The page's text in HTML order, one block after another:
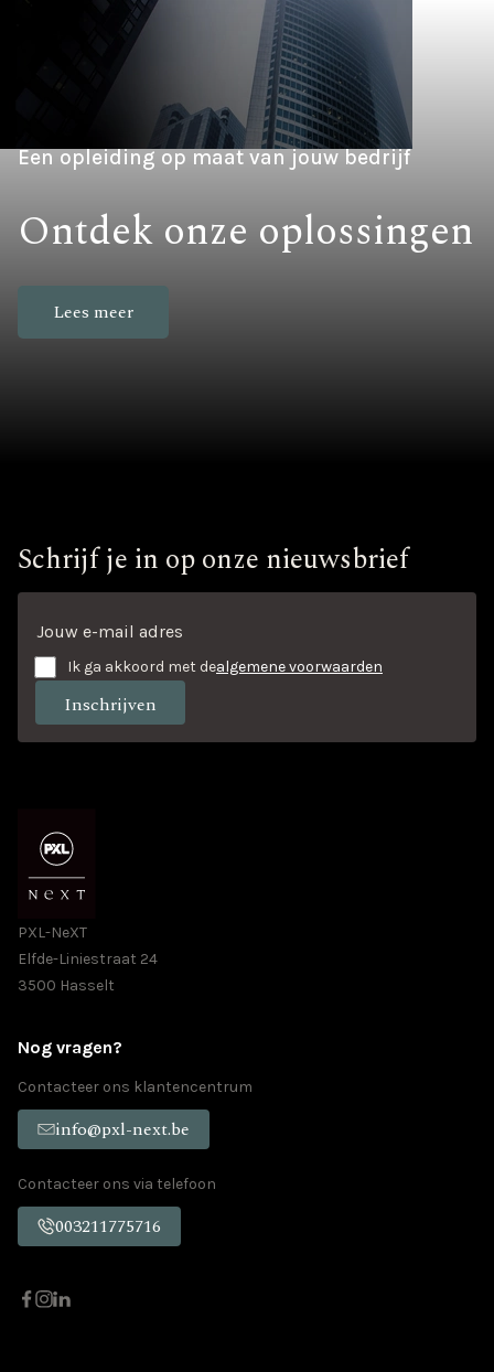
Een opleiding op maat van jouw bedrijf
Ontdek onze oplossingen
Lees meer
Schrijf je in op onze nieuwsbrief
Ik ga akkoord met dealgemene voorwaarden
PXL-NeXT
Elfde-Liniestraat 24
3500 Hasselt
Nog vragen?
Contacteer ons klantencentrum
info@pxl-next.be
Contacteer ons via telefoon
003211775716